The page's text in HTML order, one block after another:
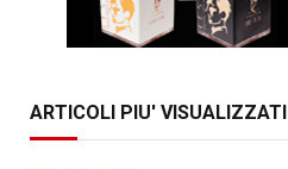
ARTICOLI PIU' VISUALIZZATI